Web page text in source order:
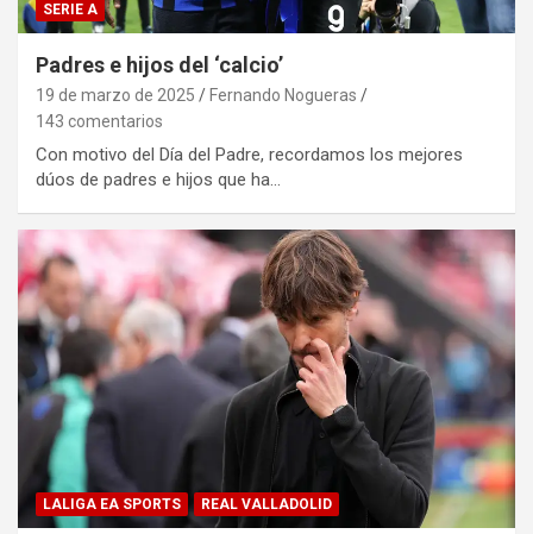
SERIE A
Padres e hijos del ‘calcio’
19 de marzo de 2025
Fernando Nogueras
143 comentarios
Con motivo del Día del Padre, recordamos los mejores
dúos de padres e hijos que ha…
LALIGA EA SPORTS REAL VALLADOLID